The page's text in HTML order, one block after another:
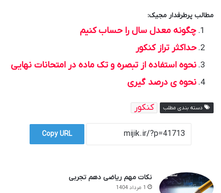
مطالب پرطرفدار مجیک:
چگونه معدل سال را حساب کنیم
حداکثر تراز کنکور
نحوه استفاده از تبصره و تک ماده در امتحانات نهایی
نحوه ی درصد گیری
دسته بندی مطلب کنکور
Copy URL
نکات مهم ریاضی دهم تجربی
1 مرداد 1404